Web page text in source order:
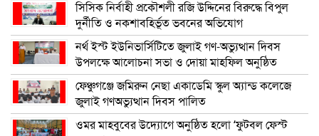
সিসিক নির্বাহী প্রকৌশলী রজি উদ্দিনের বিরুদ্ধে বিপুল
দুর্নীতি ও নকশাবহির্ভূত ভবনের অভিযোগ
নর্থ ইস্ট ইউনিভার্সিটিতে জুলাই গণ-অভ্যুত্থান দিবস
উপলক্ষে আলোচনা সভা ও দোয়া মাহফিল অনুষ্ঠিত
ফেঞ্চুগঞ্জে জমিরুন নেছা একাডেমি স্কুল অ্যান্ড কলেজে
জুলাই গণঅভ্যুত্থান দিবস পালিত
ওমর মাহবুবের উদ্যোগে অনুষ্ঠিত হলো ‘ফুটবল ফেস্ট